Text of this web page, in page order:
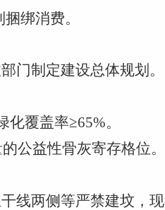
绑消费。
门制定建设总体规划。
覆盖率≥65%。
公益性骨灰寄存格位。
线两侧等严禁建坟，